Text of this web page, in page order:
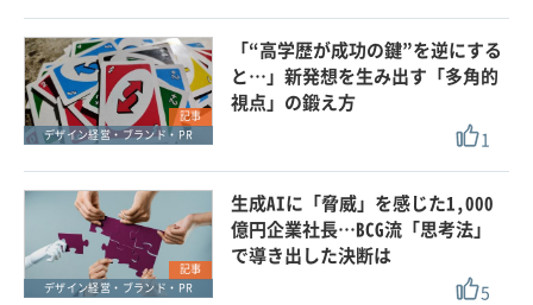
記事
デザイン経営・ブランド・PR
「“高学歴が成功の鍵”を逆にする
と…」新発想を生み出す「多角的
視点」の鍛え方
1
記事
デザイン経営・ブランド・PR
生成AIに「脅威」を感じた1,000
億円企業社長…BCG流「思考法」
で導き出した決断は
5